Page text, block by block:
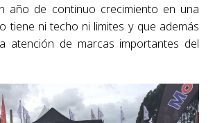
año de continuo crecimiento en una
tiene ni techo ni limites y que además
atención de marcas importantes del